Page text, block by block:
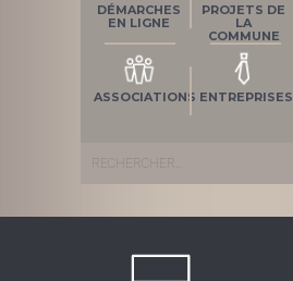
DÉMARCHES
EN LIGNE
PROJETS DE
LA
COMMUNE
ASSOCIATIONS ENTREPRISES
Rechercher :